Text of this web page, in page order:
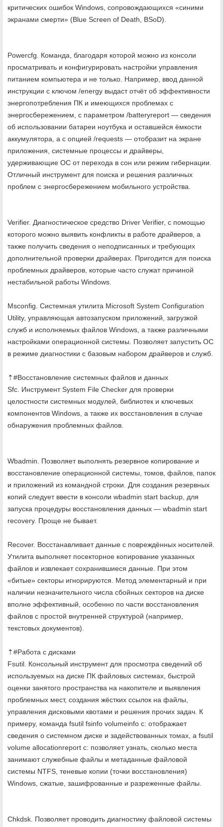
критических ошибок Windows, сопровождающихся «синими
экранами смерти» (Blue Screen of Death, BSoD).
Powercfg. Команда, благодаря которой можно из консоли
просматривать и конфигурировать настройки управления
питанием компьютера и не только. Например, ввод данной
инструкции с ключом /energy выдаст отчёт об эффективности
энергопотребления ПК и имеющихся проблемах с
энергосбережением, с параметром /batteryreport — сведения
об использовании батареи ноутбука и оставшейся ёмкости
аккумулятора, а с опцией /requests — отобразит на экране
приложения, системные процессы и драйверы,
удерживающие ОС от перехода в сон или режим гибернации.
Отличный инструмент для поиска и решения различных
проблем с энергосбережением мобильного устройства.
Verifier. Диагностическое средство Driver Verifier, с помощью
которого можно выявить конфликты в работе драйверов, а
также получить сведения о неподписанных и требующих
дополнительной проверки драйверах. Пригодится для поиска
проблемных драйверов, которые часто служат причиной
нестабильной работы Windows.
Msconfig. Системная утилита Microsoft System Configuration
Utility, управляющая автозапуском приложений, загрузкой
служб и исполняемых файлов Windows, а также различными
настройками операционной системы. Позволяет запустить ОС
в режиме диагностики с базовым набором драйверов и служб.
⇡#Восстановление системных файлов и данных
Sfc. Инструмент System File Checker для проверки
целостности системных модулей, библиотек и ключевых
компонентов Windows, а также их восстановления в случае
обнаружения проблемных файлов.
Wbadmin. Позволяет выполнять резервное копирование и
восстановление операционной системы, томов, файлов, папок
и приложений из командной строки. Для создания резервных
копий следует ввести в консоли wbadmin start backup, для
запуска процедуры восстановления данных — wbadmin start
recovery. Проще не бывает.
Recover. Восстанавливает данные с повреждённых носителей.
Утилита выполняет посекторное копирование указанных
файлов и извлекает сохранившиеся данные. При этом
«битые» секторы игнорируются. Метод элементарный и при
наличии незначительного числа сбойных секторов на диске
вполне эффективный, особенно по части восстановления
файлов с простой внутренней структурой (например,
текстовых документов).
⇡#Работа с дисками
Fsutil. Консольный инструмент для просмотра сведений об
используемых на диске ПК файловых системах, быстрой
оценки занятого пространства на накопителе и выявления
проблемных мест, создания жёстких ссылок на файлы,
управления дисковыми квотами и решения прочих задач. К
примеру, команда fsutil fsinfo volumeinfo c: отображает
сведения о системном диске и задействованных томах, а fsutil
volume allocationreport c: позволяет узнать, сколько места
занимают служебные файлы и метаданные файловой
системы NTFS, теневые копии (точки восстановления)
Windows, сжатые, зашифрованные и разреженные файлы.
Chkdsk. Позволяет проводить диагностику файловой системы